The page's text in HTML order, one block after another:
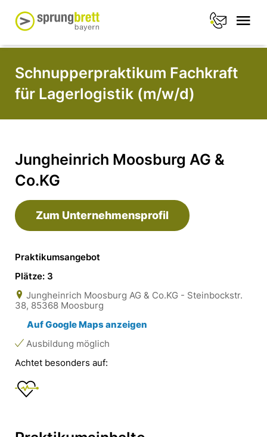
Schnupperpraktikum Fachkraft
für Lagerlogistik (m/w/d)
Jungheinrich Moosburg AG &
Co.KG
Zum Unternehmensprofil
Praktikumsangebot
Plätze: 3
Jungheinrich Moosburg AG & Co.KG - Steinbockstr.
38, 85368 Moosburg
Auf Google Maps anzeigen
Ausbildung möglich
Achtet besonders auf: